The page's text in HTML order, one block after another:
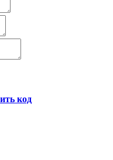
код